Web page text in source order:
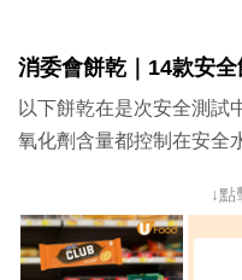
消委會餅乾｜14款安
以下餅乾在是次安全測試
氧化劑含量都控制在安全
↓點